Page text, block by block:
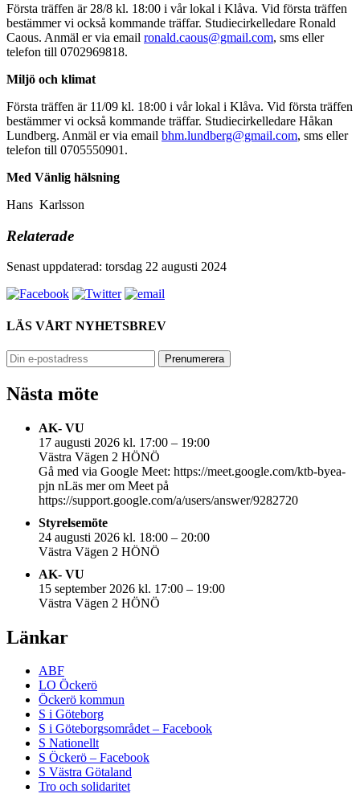
Första träffen är 28/8 kl. 18:00 i vår lokal i Klåva. Vid första träffen
bestämmer vi också kommande träffar. Studiecirkelledare Ronald
Caous. Anmäl er via email ronald.caous@gmail.com, sms eller
telefon till 0702969818.
Miljö och klimat
Första träffen är 11/09 kl. 18:00 i vår lokal i Klåva. Vid första träffen
bestämmer vi också kommande träffar. Studiecirkelledare Håkan
Lundberg. Anmäl er via email bhm.lundberg@gmail.com, sms eller
telefon till 0705550901.
Med Vänlig hälsning
Hans Karlsson
Relaterade
Senast uppdaterad: torsdag 22 augusti 2024
LÄS VÅRT NYHETSBREV
Nästa möte
AK- VU
17 augusti 2026 kl. 17:00 – 19:00
Västra Vägen 2 HÖNÖ
Gå med via Google Meet: https://meet.google.com/ktb-byea-
pjn nLäs mer om Meet på
https://support.google.com/a/users/answer/9282720
Styrelsemöte
24 augusti 2026 kl. 18:00 – 20:00
Västra Vägen 2 HÖNÖ
AK- VU
15 september 2026 kl. 17:00 – 19:00
Västra Vägen 2 HÖNÖ
Länkar
ABF
LO Öckerö
Öckerö kommun
S i Göteborg
S i Göteborgsområdet – Facebook
S Nationellt
S Öckerö – Facebook
S Västra Götaland
Tro och solidaritet